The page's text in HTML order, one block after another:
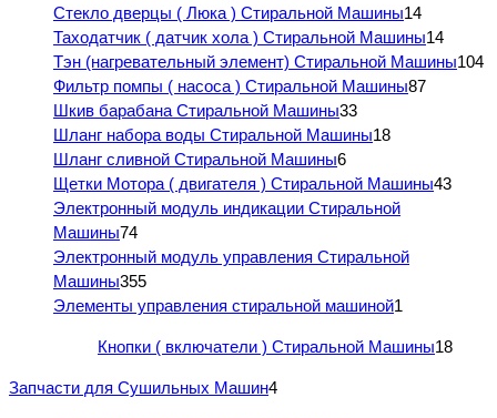
Стекло дверцы ( Люка ) Стиральной Машины14
Таходатчик ( датчик хола ) Стиральной Машины14
Тэн (нагревательный элемент) Стиральной Машины104
Фильтр помпы ( насоса ) Стиральной Машины87
Шкив барабана Стиральной Машины33
Шланг набора воды Стиральной Машины18
Шланг сливной Стиральной Машины6
Щетки Мотора ( двигателя ) Стиральной Машины43
Электронный модуль индикации Стиральной
Машины74
Электронный модуль управления Стиральной
Машины355
Элементы управления стиральной машиной1
Кнопки ( включатели ) Стиральной Машины18
Запчасти для Сушильных Машин4